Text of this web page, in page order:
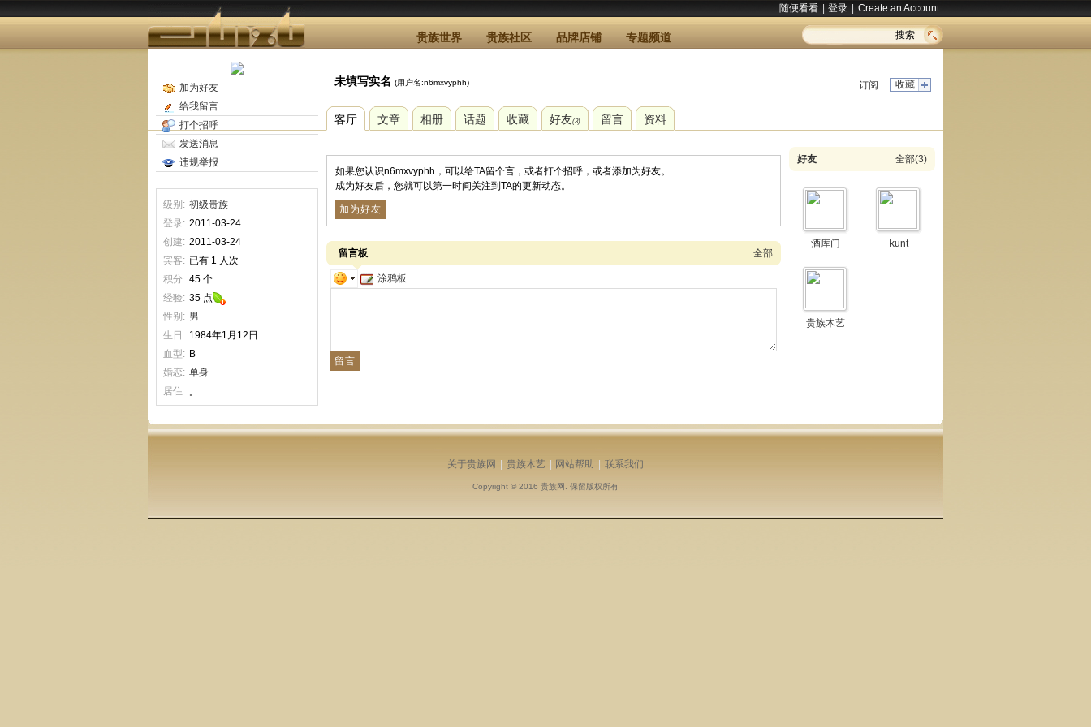
搜索
随便看看 登录 Create an Account
贵族世界 贵族社区 品牌店铺 专题频道
收藏
订阅
未填写实名 (用户名:n6mxvyphh)
客厅 文章 相册 话题 收藏 好友(3) 留言 资料
加为好友
给我留言
打个招呼
发送消息
违规举报
级别: 初级贵族
登录: 2011-03-24
创建: 2011-03-24
宾客: 已有 1 人次
积分: 45 个
经验: 35 点
性别: 男
生日: 1984年1月12日
血型: B
婚恋: 单身
居住:
如果您认识n6mxvyphh，可以给TA留个言，或者打个招呼，或者添加为好友。
成为好友后，您就可以第一时间关注到TA的更新动态。
加为好友
全部
留言板
涂鸦板
全部(3)
好友
酒库门 kunt
贵族木艺
关于贵族网 贵族木艺 网站帮助 联系我们
Copyright © 2016 贵族网 . 保留版权所有